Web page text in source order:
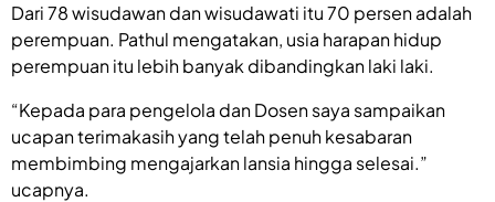
Dari 78 wisudawan dan wisudawati itu 70 persen adalah
perempuan. Pathul mengatakan, usia harapan hidup
perempuan itu lebih banyak dibandingkan laki laki.
“Kepada para pengelola dan Dosen saya sampaikan
ucapan terimakasih yang telah penuh kesabaran
membimbing mengajarkan lansia hingga selesai.”
ucapnya.